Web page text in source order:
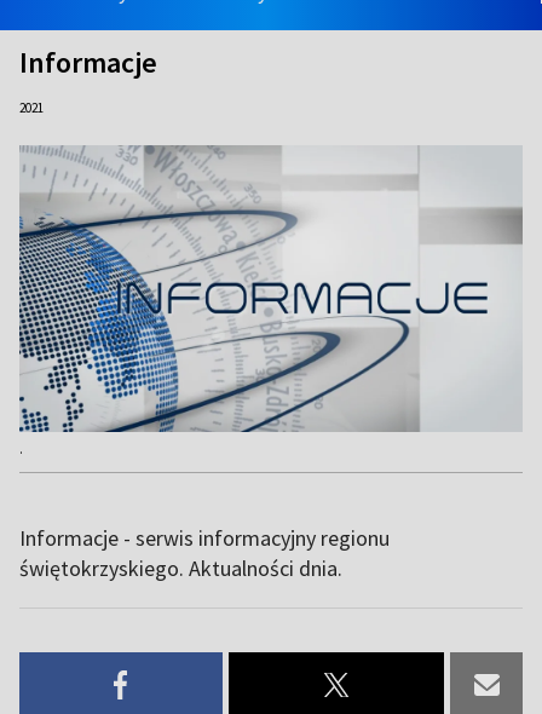
Informacje
2021
.
Informacje - serwis informacyjny regionu
świętokrzyskiego. Aktualności dnia.